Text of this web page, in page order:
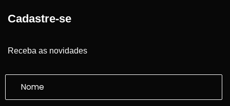
Cadastre-se
Receba as novidades